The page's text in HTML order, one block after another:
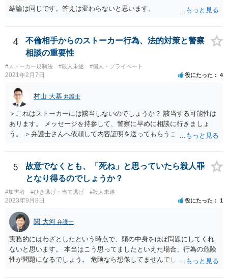
結論は同じです。答えは変わらないと思います。
4
不倫相手からのストーカー行為、法的対策と警察
相談の重要性
#ストーカー規制法 #殺人未遂 #個人・プライベート
2021年2月7日 役にたった 4
村山 大基 弁護士
＞これはストーカーには該当しないのでしょうか？ 該当する可能性は
あります。 メッセージを持参して、警察に早めに相談に行きましょ
う。 ＞弁護士さんへ依頼して内容証明を送ってもらうことは可能なの
書面を送ったことを証明する」郵便で、 相手の行動を止める、という
意味では通常の手紙同様の警告にしかなりません。 危害に対する心配
もなさっておられますので、弁護士に依頼するかどうかはともかく、
まずは警察に相談に行くのが良いと思います。
5
故意でなくとも、「死ね」と思っていたら殺人罪
となり得るのでしょうか？
#加害者 #ひき逃げ・当て逃げ #殺人未遂
2023年9月8日 役にたった 1
関 大河 弁護士
実務的にはわざとしたという時点で、頭の中身をほぼ問題にしてくれ
ないと思います。 本当はこう思ってましたといえた場合、行為の危険
性が問題になるでしょう。 危険なら想像してませんでしたはなかなか